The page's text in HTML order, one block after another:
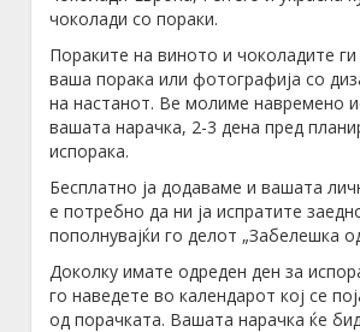
чоколади со пораки.
Пораките на виното и чоколадите
ваша порака или фотографија со
на настанот. Ве молиме навремено
вашата нарачка, 2-3 дена пред
испорака.
Бесплатно ја додаваме и вашата
е потребно да ни ја испратите
пополнувајќи го делот „Забелешка
Доколку имате одреден ден за
го наведете во календарот кој се
од порачката. Вашата нарачка ќе